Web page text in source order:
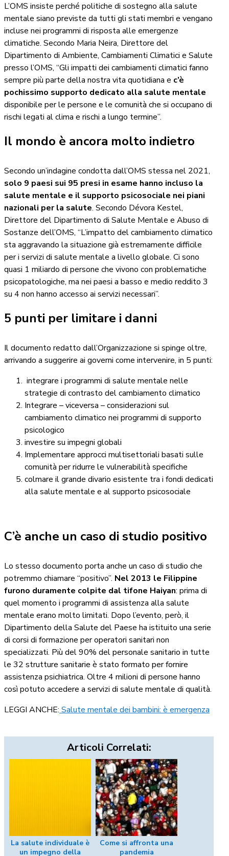
L’OMS insiste perché politiche di sostegno alla salute
mentale siano previste da tutti gli stati membri e vengano
incluse nei programmi di risposta alle emergenze
climatiche. Secondo Maria Neira, Direttore del
Dipartimento di Ambiente, Cambiamenti Climatici e Salute
presso l’OMS, “Gli impatti dei cambiamenti climatici fanno
sempre più parte della nostra vita quotidiana e c’è
pochissimo supporto dedicato alla salute mentale
disponibile per le persone e le comunità che si occupano di
rischi legati al clima e rischi a lungo termine”.
Il mondo è ancora molto indietro
Secondo un’indagine condotta dall’OMS stessa nel 2021,
solo 9 paesi sui 95 presi in esame hanno incluso la
salute mentale e il supporto psicosociale nei piani
nazionali per la salute. Secondo Dévora Kestel,
Direttore del Dipartimento di Salute Mentale e Abuso di
Sostanze dell’OMS, “L’impatto del cambiamento climatico
sta aggravando la situazione già estremamente difficile
per i servizi di salute mentale a livello globale. Ci sono
quasi 1 miliardo di persone che vivono con problematiche
psicopatologiche, ma nei paesi a basso e medio reddito 3
su 4 non hanno accesso ai servizi necessari”.
5 punti per limitare i danni
Il documento redatto dall’Organizzazione si spinge oltre,
arrivando a suggerire ai governi come intervenire, in 5 punti:
integrare i programmi di salute mentale nelle
strategie di contrasto del cambiamento climatico
Integrare – viceversa – considerazioni sul
cambiamento climatico nei programmi di supporto
psicologico
investire su impegni globali
Implementare approcci multisettoriali basati sulle
comunità per ridurre le vulnerabilità specifiche
colmare il grande divario esistente tra i fondi dedicati
alla salute mentale e al supporto psicosociale
C’è anche un caso di studio positivo
Lo stesso documento porta anche un caso di studio che
potremmo chiamare “positivo”. Nel 2013 le Filippine
furono duramente colpite dal tifone Haiyan: prima di
quel momento i programmi di assistenza alla salute
mentale erano molto limitati. Dopo l’evento, però, il
Dipartimento della Salute del Paese ha istituito una serie
di corsi di formazione per operatori sanitari non
specializzati. Più del 90% del personale sanitario in tutte
le 32 strutture sanitarie è stato formato per fornire
assistenza psichiatrica. Oltre 4 milioni di persone hanno
così potuto accedere a servizi di salute mentale di qualità.
LEGGI ANCHE: Salute mentale dei bambini: è emergenza
Articoli Correlati:
La salute individuale è
un impegno della
Come si affronta una
pandemia